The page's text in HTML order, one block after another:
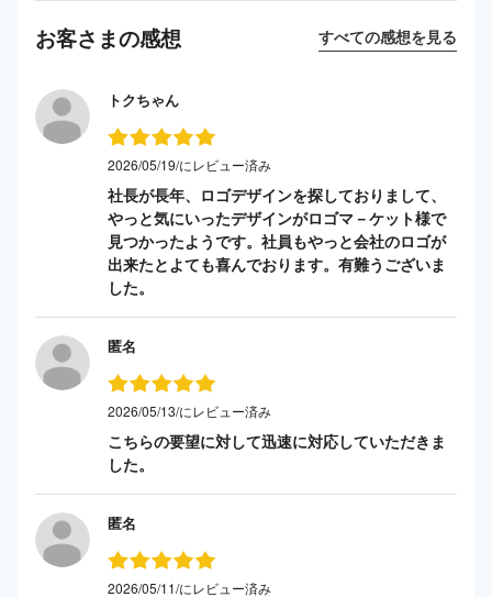
お客さまの感想 すべての感想を見る
トクちゃん
2026/05/19/にレビュー済み
社長が長年、ロゴデザインを探しておりまして、
やっと気にいったデザインがロゴマ－ケット様で
見つかったようです。社員もやっと会社のロゴが
出来たとよても喜んでおります。有難うございま
した。
匿名
2026/05/13/にレビュー済み
こちらの要望に対して迅速に対応していただきま
した。
匿名
2026/05/11/にレビュー済み